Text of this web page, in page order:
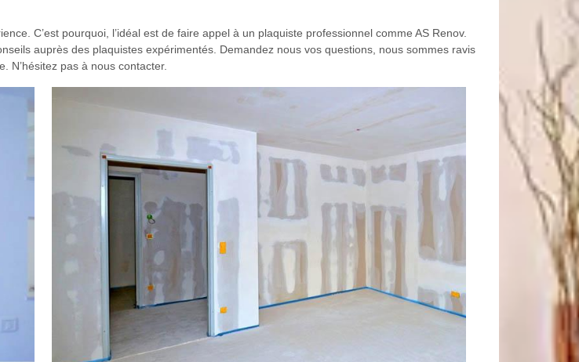
C’est pourquoi, l’idéal est de faire appel à un plaquiste professionnel comme AS Renov.
auprès des plaquistes expérimentés. Demandez nous vos questions, nous sommes ravis
N’hésitez pas à nous contacter.